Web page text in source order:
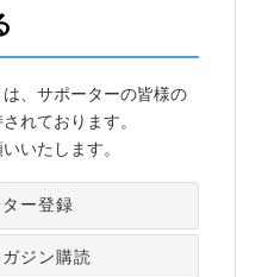
、サポーターの皆様の
れております。
いたします。
ー登録
ジン購読